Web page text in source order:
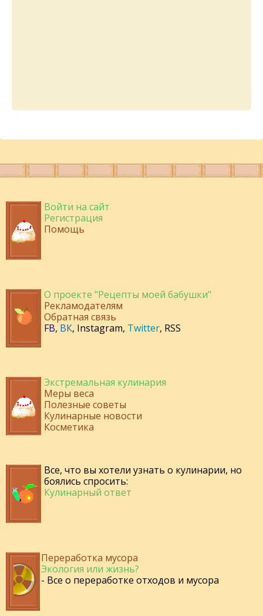
Войти на сайт
Регистрация
Помощь
О проекте "Рецепты моей бабушки"
Рекламодателям
Обратная связь
FB, ВК, Instagram, Twitter, RSS
Экстремальная кулинария
Меры веса
Полезные советы
Кулинарные новости
Косметика
Все, что вы хотели узнать о кулинарии, но
боялись спросить:
Кулинарный ответ
Переработка мусора
Экология или жизнь?
- Все о переработке отходов и мусора